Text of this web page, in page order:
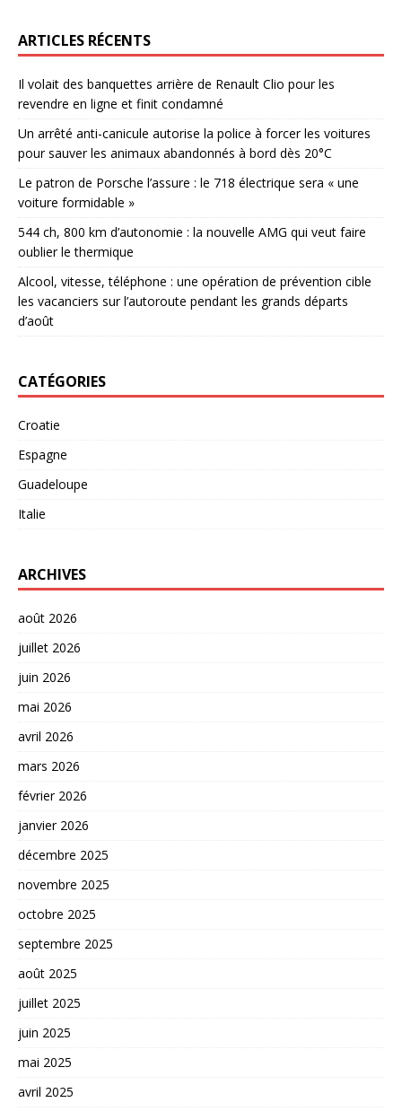
ARTICLES RÉCENTS
Il volait des banquettes arrière de Renault Clio pour les
revendre en ligne et finit condamné
Un arrêté anti-canicule autorise la police à forcer les voitures
pour sauver les animaux abandonnés à bord dès 20°C
Le patron de Porsche l’assure : le 718 électrique sera « une
voiture formidable »
544 ch, 800 km d’autonomie : la nouvelle AMG qui veut faire
oublier le thermique
Alcool, vitesse, téléphone : une opération de prévention cible
les vacanciers sur l’autoroute pendant les grands départs
d’août
CATÉGORIES
Croatie
Espagne
Guadeloupe
Italie
ARCHIVES
août 2026
juillet 2026
juin 2026
mai 2026
avril 2026
mars 2026
février 2026
janvier 2026
décembre 2025
novembre 2025
octobre 2025
septembre 2025
août 2025
juillet 2025
juin 2025
mai 2025
avril 2025